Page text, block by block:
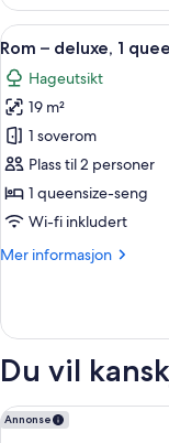
–
standard,
1
soverom,
hageutsikt
Åpne
alle
bildene
av
Rom
–
deluxe,
1
seng,
5
Rom – deluxe, 1
Hageutsikt
19 m²
1 soverom
Plass til 2 personer
1 queensize-seng
Wi-fi inkludert
Mer informasjon
Mer
–
seng,
hageutsikt
Du vil
Annonse
Wailea Beach Resort